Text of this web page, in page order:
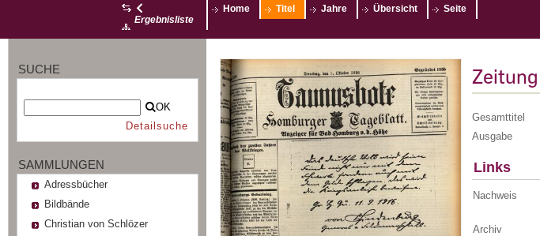
Ergebnisliste
Home Titel Jahre Übersicht Seite
SUCHE
OK
Detailsuche
SAMMLUNGEN
Adressbücher
Bildbände
Christian von Schlözer
Zeitung
Gesamttitel
Ausgabe
Links
Nachweis
Archiv